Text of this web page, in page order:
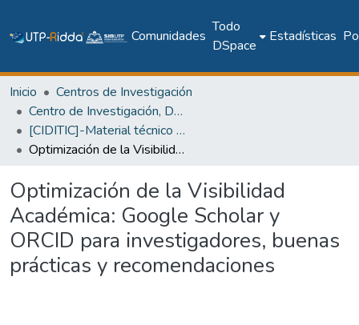
Comunidades
Todo
DSpace
Estadísticas
Inicio
Centros de Investigación
Centro de Investigación, Desarrollo e Innovación en TIC
[CIDITIC]-Material técnico o académico
Optimización de la Visibilidad Académica: Google Scholar y ORCID para investigadores, buenas prácticas y recomendaciones
Optimización de la Visibilidad
Académica: Google Scholar y
ORCID para investigadores, buenas
prácticas y recomendaciones